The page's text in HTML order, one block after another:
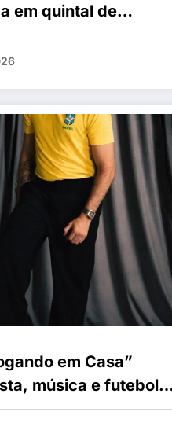
em quintal de
Ceará é petróleo
em Casa”
música e futebol
Seleção Brasileira